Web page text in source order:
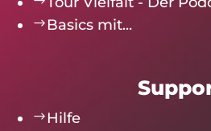
$ Basics mit...
$Hilfe